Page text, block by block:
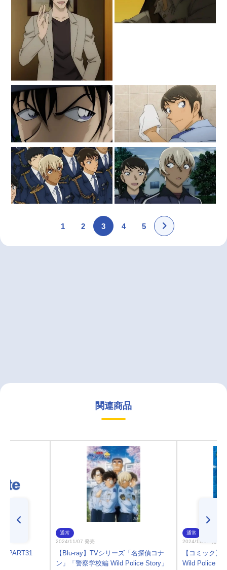
1 2 3 4 5
関連商品
PART31
通常
2024/11/07 発売
【Blu-ray】TVシリーズ「名探偵コナ
ン」「警察学校編 Wild Police Story」
通常
2024/11/07 発売
【コミック】
Wild Police